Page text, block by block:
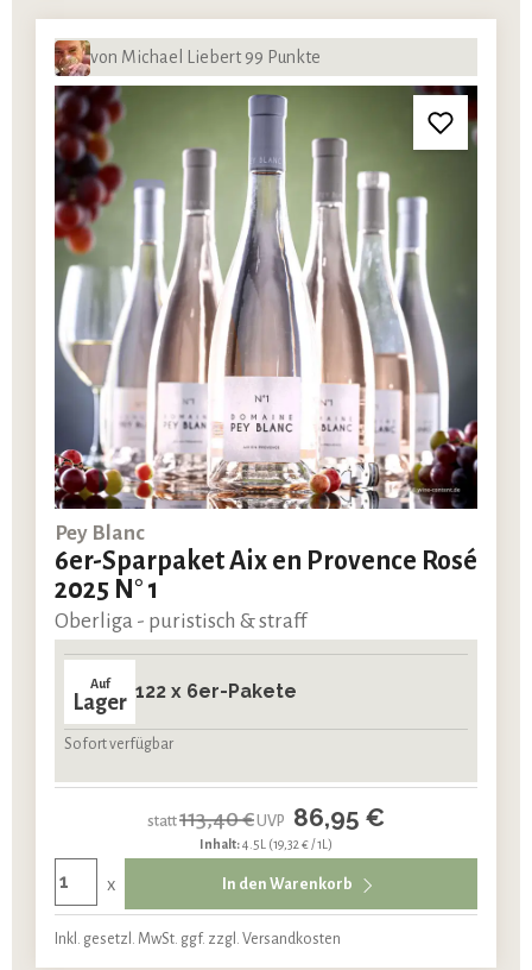
von Michael Liebert 99 Punkte
Pey Blanc
6er-Sparpaket Aix en Provence Rosé
2025 N° 1
Oberliga - puristisch & straff
Auf
Lager 122 x 6er-Pakete
Sofort verfügbar
statt113,40 €UVP 86,95 €
Inhalt:4.5L (19,32 € / 1L)
x In den Warenkorb
Inkl. gesetzl. MwSt. ggf. zzgl. Versandkosten